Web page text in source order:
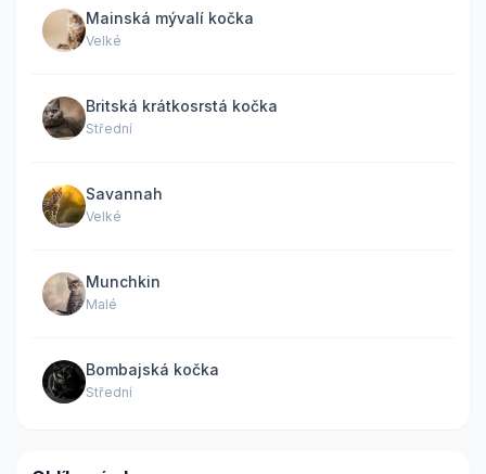
Mainská mývalí kočka
Velké
Britská krátkosrstá kočka
Střední
Savannah
Velké
Munchkin
Malé
Bombajská kočka
Střední